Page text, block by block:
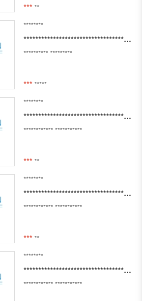
*** **
********
*********************************************
********** *********
*** *****
********
*****************************************************************************************
************ ***********
*** **
********
**********************************************************************
************ ***********
*** **
********
***********************************************************
************ ***********